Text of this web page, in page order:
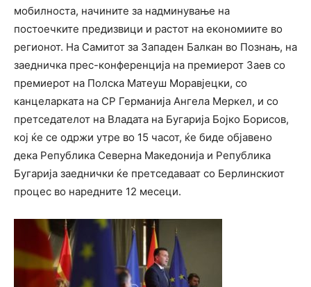
мобилноста, начините за надминување на
постоечките предизвици и растот на економиите во
регионот. На Самитот за Западен Балкан во Познањ, на
заедничка прес-конференција на премиерот Заев со
премиерот на Полска Матеуш Моравјецки, со
канцеларката на СР Германија Ангела Меркел, и со
претседателот на Владата на Бугарија Бојко Борисов,
кој ќе се одржи утре во 15 часот, ќе биде објавено
дека Република Северна Македонија и Република
Бугарија заеднички ќе претседаваат со Берлинскиот
процес во наредните 12 месеци.